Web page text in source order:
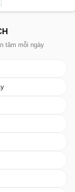
tâm mỗi ngày